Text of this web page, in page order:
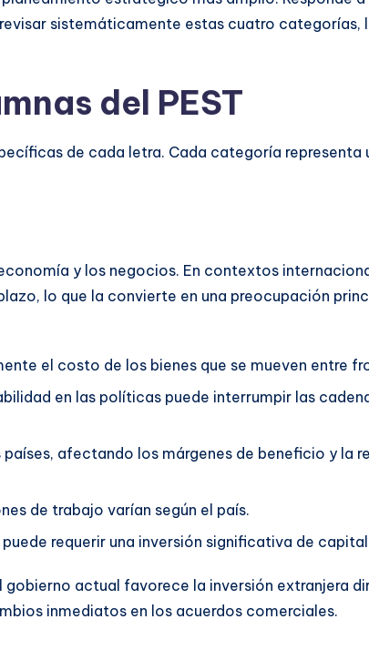
sistemáticamente estas cuatro categorías,
del PEST
de cada letra. Cada categoría representa
y los negocios. En contextos
lo que la convierte en una preocupación
el costo de los bienes que se mueven entre
en las políticas puede interrumpir las
afectando los márgenes de beneficio y la
de trabajo varían según el país.
requerir una inversión significativa de
gobierno actual favorece la inversión extranjera
inmediatos en los acuerdos comerciales.